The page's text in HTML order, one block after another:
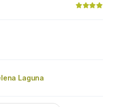
Laguna